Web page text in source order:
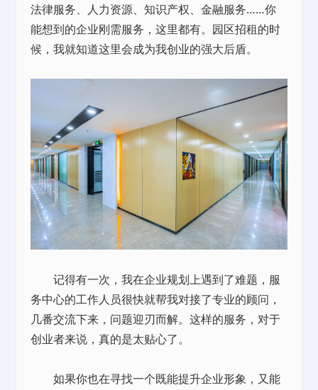
法律服务、人力资源、知识产权、金融服务……你
能想到的企业刚需服务，这里都有。园区招租的时
候，我就知道这里会成为我创业的强大后盾。
记得有一次，我在企业规划上遇到了难题，服
务中心的工作人员很快就帮我对接了专业的顾问，
几番交流下来，问题迎刃而解。这样的服务，对于
创业者来说，真的是太贴心了。
如果你也在寻找一个既能提升企业形象，又能